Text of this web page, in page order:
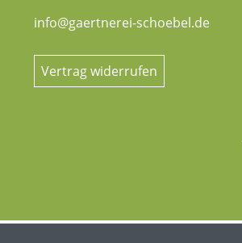
info@gaertnerei-schoebel.de
Vertrag widerrufen